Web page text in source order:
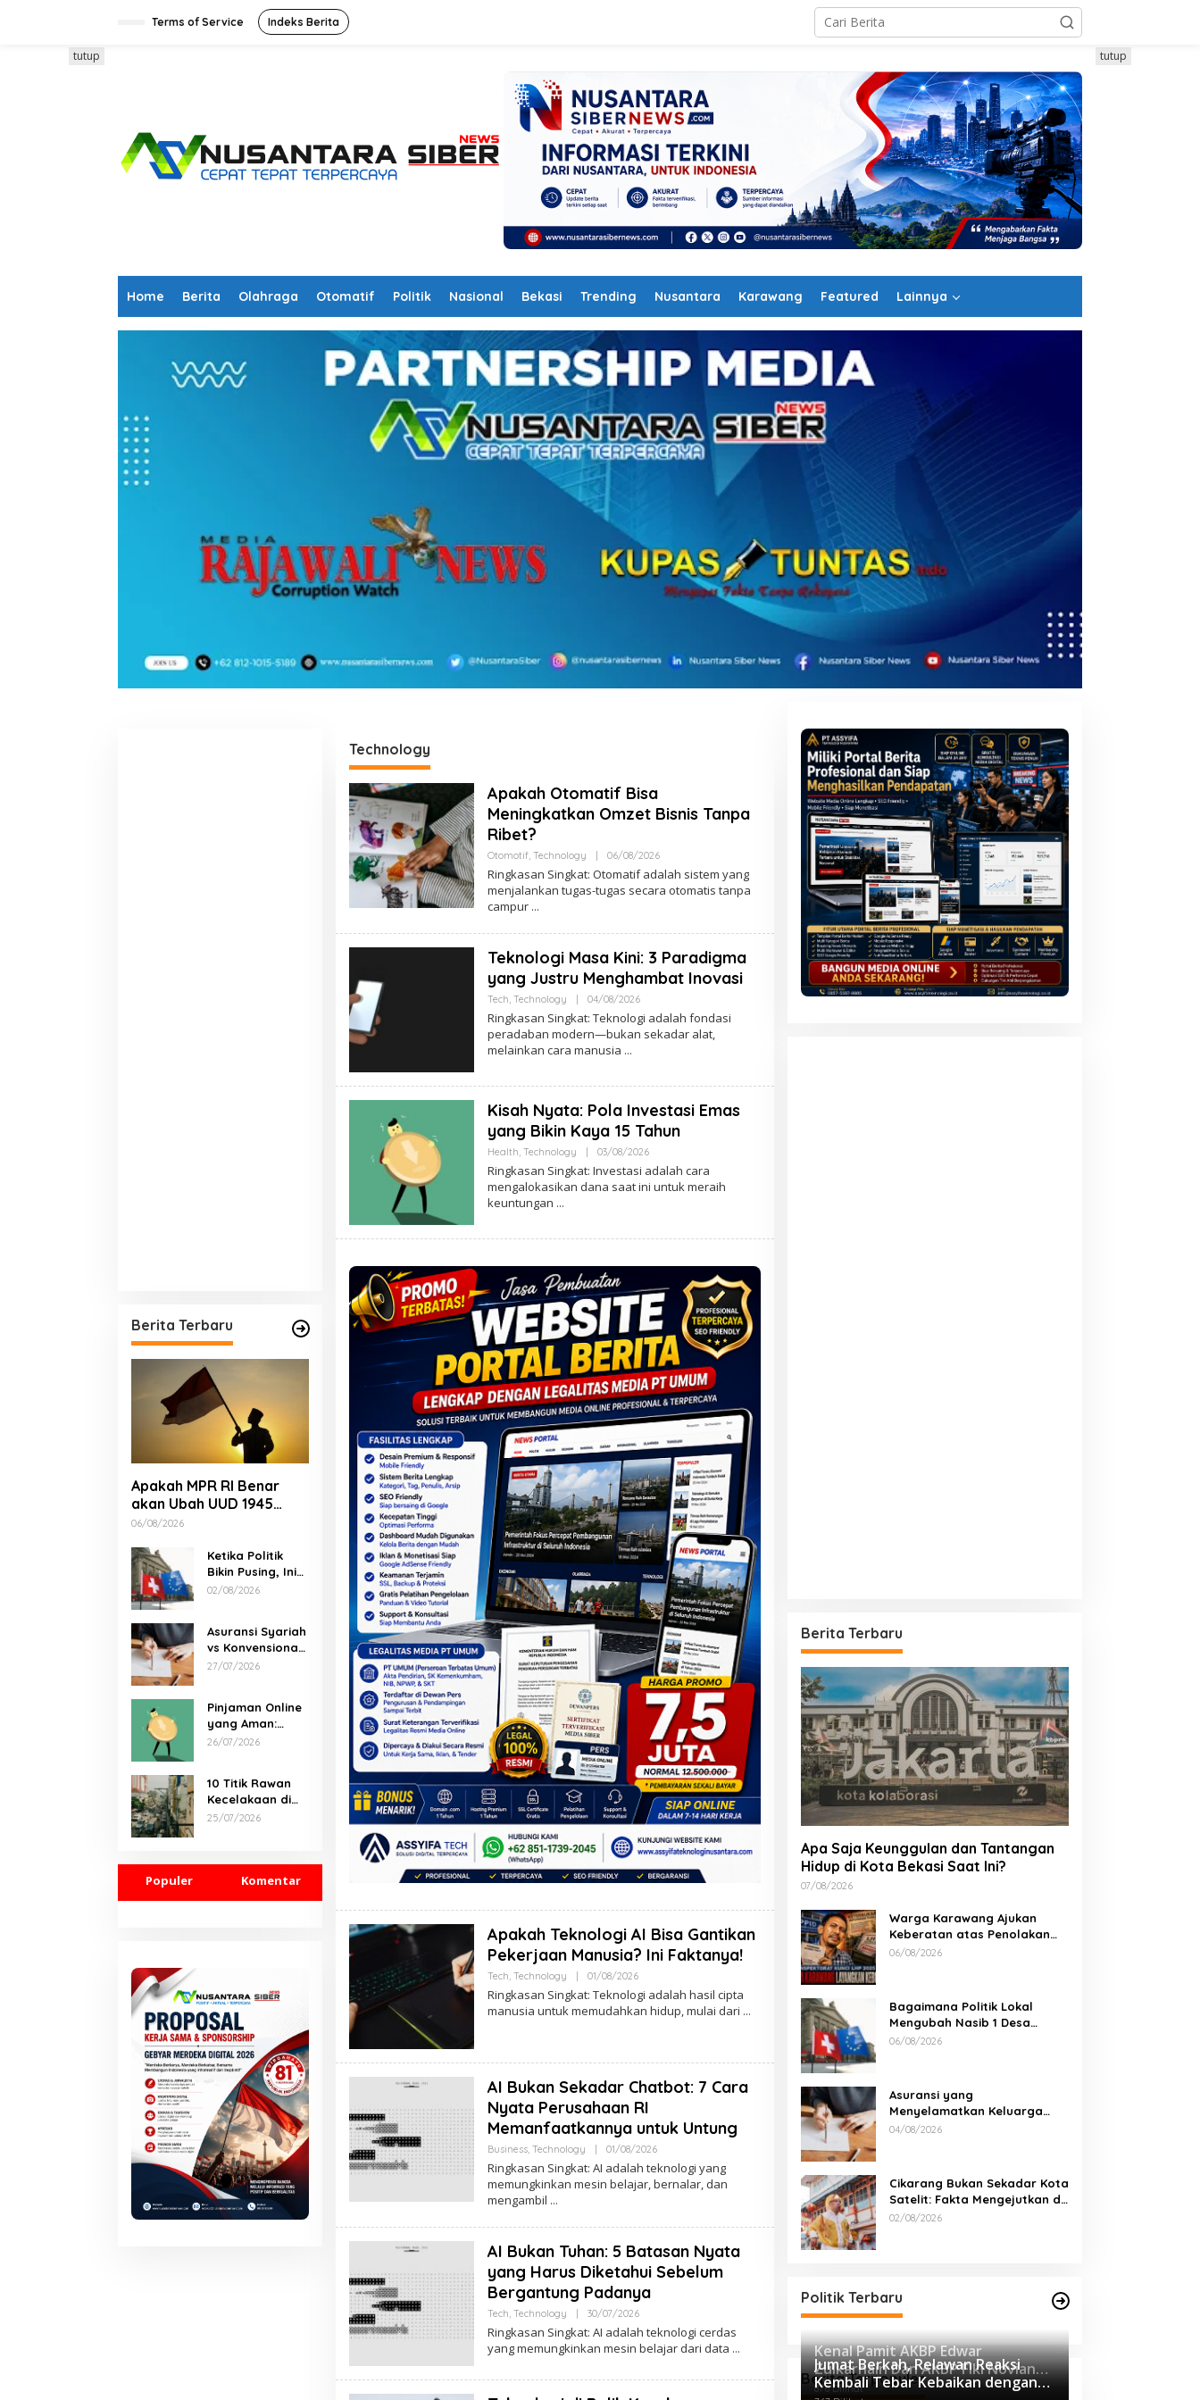
Terms of Service Indeks Berita
Home Berita Olahraga Otomatif Politik Nasional Bekasi Trending Nusantara Karawang Featured Lainnya
tutup tutup
Berita Terbaru
Apakah MPR RI Benar
akan Ubah UUD 1945
Tahun Ini? Tuntas!
06/08/2026
Ketika Politik
Bikin Pusing, Ini
yang Bikin
02/08/2026
Asuransi Syariah
vs Konvensional:
Rahasia Hemat
27/07/2026
Pinjaman Online
yang Aman:
Panduan
Pelunasan
26/07/2026
10 Titik Rawan
Kecelakaan di
Indonesia &
Hari Ini
25/07/2026
Populer Komentar
Technology
Apakah Otomatif Bisa
Meningkatkan Omzet Bisnis Tanpa
Ribet?
Otomotif, Technology | 06/08/2026O
E
H
N
N
S
Ringkasan Singkat: Otomatif adalah sistem yang
menjalankan tugas-tugas secara otomatis tanpa
campur
Teknologi Masa Kini: 3 Paradigma
yang Justru Menghambat Inovasi
Tech Technology | 04/08/2026O
E
H
I
N
S
N
Ringkasan Singkat: Teknologi adalah fondasi
peradaban modern—bukan sekadar alat,
melainkan cara manusia
Kisah Nyata: Pola Investasi Emas
yang Bikin Kaya 15 Tahun
Health Technology | 03/08/2026O
E
H
I
N
N
Ringkasan Singkat: Investasi adalah cara
mengalokasikan dana saat ini untuk meraih
keuntungan
Apakah Teknologi AI Bisa Gantikan
Pekerjaan Manusia? Ini Faktanya!
Tech, Technology 01/08/2026O
E
H
I
N
S
N
Ringkasan Singkat: Teknologi adalah hasil cipta
manusia untuk memudahkan hidup, mulai dari
AI Bukan Sekadar Chatbot: 7 Cara
Nyata Perusahaan RI
Memanfaatkannya untuk Untung
Business, Technology 01/08/2026O
L
E
H
M
N
S
Ringkasan Singkat: AI adalah teknologi yang
memungkinkan mesin belajar, bernalar, dan
mengambil
AI Bukan Tuhan: 5 Batasan Nyata
yang Harus Diketahui Sebelum
Bergantung Padanya
Tech, Technology 30/07/2026O
E
H
Ringkasan Singkat: AI adalah teknologi cerdas
yang memungkinkan mesin belajar dari data
Berita Terbaru
Apa Saja Keunggulan dan Tantangan
Hidup di Kota Bekasi Saat Ini?
07/08/2026
Warga Karawang Ajukan
Keberatan atas Penolakan
Akses LHP 2025, Soroti
06/08/2026
Bagaimana Politik Lokal
Mengubah Nasib 1 Desa
Lewat Keputusan yang Tak
06/08/2026
Asuransi yang
Menyelamatkan Keluarga
Saat Kebakaran
04/08/2026
Cikarang Bukan Sekadar Kota
Satelit: Fakta Mengejutkan di
Balik Ibu Kota Industri Jawa…
02/08/2026
Politik Terbaru
Berita Terpopuler
Kenal Pamit AKBP Edwar
Zulkarnain Dan AKBP Fiki Novian
Ardiansyah Resmi Jabat Kapolres
876 Dilihat
Jumat Berkah, Relawan Reaksi
Kembali Tebar Kebaikan dengan